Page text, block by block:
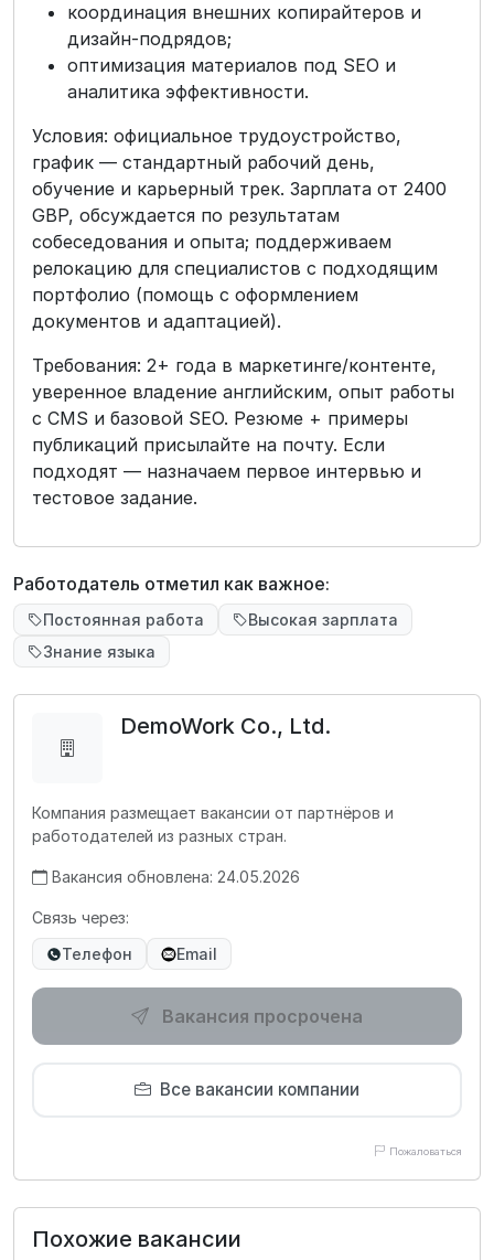
координация внешних копирайтеров и
дизайн-подрядов;
оптимизация материалов под SEO и
аналитика эффективности.
Условия: официальное трудоустройство,
график — стандартный рабочий день,
обучение и карьерный трек. Зарплата от 2400
GBP, обсуждается по результатам
собеседования и опыта; поддерживаем
релокацию для специалистов с подходящим
портфолио (помощь с оформлением
документов и адаптацией).
Требования: 2+ года в маркетинге/контенте,
уверенное владение английским, опыт работы
с CMS и базовой SEO. Резюме + примеры
публикаций присылайте на почту. Если
подходят — назначаем первое интервью и
тестовое задание.
Работодатель отметил как важное:
Постоянная работа
Высокая зарплата
Знание языка
DemoWork Co., Ltd.
Компания размещает вакансии от партнёров и
работодателей из разных стран.
Вакансия обновлена: 24.05.2026
Связь через:
Телефон
Email
Вакансия просрочена
Все вакансии компании
Пожаловаться
Похожие вакансии